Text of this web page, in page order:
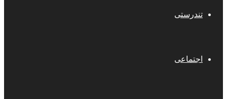
تندرستی
اجتماعی